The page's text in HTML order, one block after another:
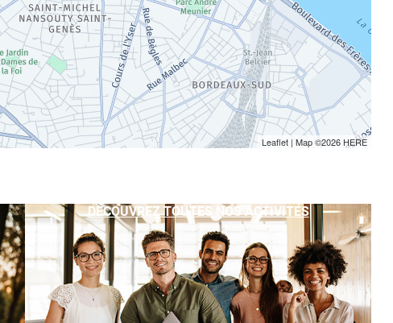
Leaflet | Map ©2026 HERE
DÉCOUVREZ TOUTES NOS ACTIVITÉS